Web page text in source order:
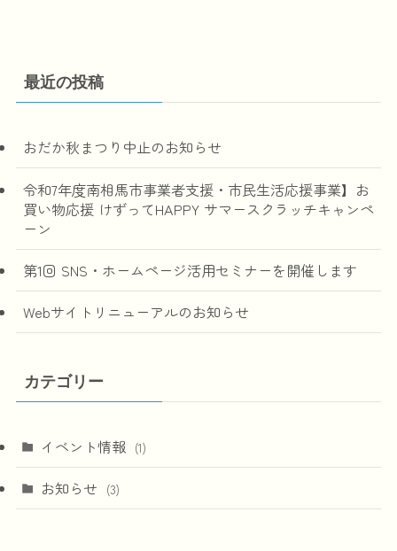
最近の投稿
おだか秋まつり中止のお知らせ
令和7年度南相馬市事業者支援・市民生活応援事業】お
買い物応援 けずってHAPPY サマースクラッチキャンペ
ーン
第1回 SNS・ホームページ活用セミナーを開催します
Webサイトリニューアルのお知らせ
カテゴリー
イベント情報 (1)
お知らせ (3)